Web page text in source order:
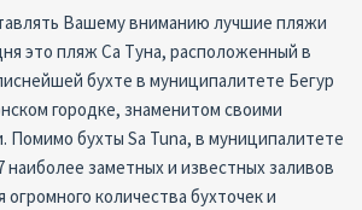
Вашему вниманию лучшие пляжи
это пляж Са Туна, расположенный в
бухте в муниципалитете Бегур
городке, знаменитом своими
бухты Sa Tuna, в муниципалитете
наиболее заметных и известных заливов
количества бухточек и